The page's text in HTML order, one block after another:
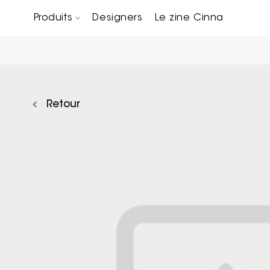
Produits Designers Le zine Cinna
Retour